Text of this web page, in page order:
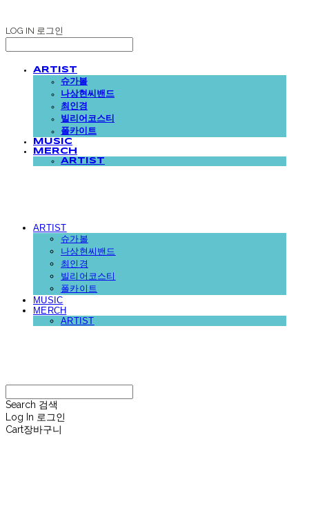
LOG IN 로그인
ARTIST
슈가볼
나상현씨밴드
최인경
빌리어코스티
폴카이트
MUSIC
MERCH
ARTIST
ARTIST
슈가볼
나상현씨밴드
최인경
빌리어코스티
폴카이트
MUSIC
MERCH
ARTIST
Search 검색
Log In 로그인
Cart장바구니